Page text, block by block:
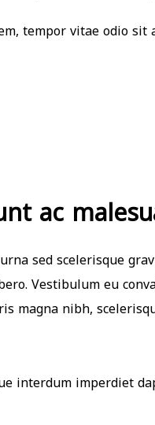
tempor vitae odio
ac
sed scelerisque
Vestibulum eu
magna nibh,
interdum imperdiet